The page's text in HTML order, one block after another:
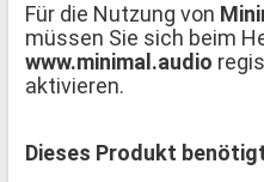
Für die Nutzung von
müssen Sie sich beim
www.minimal.audio
aktivieren.
Dieses Produkt